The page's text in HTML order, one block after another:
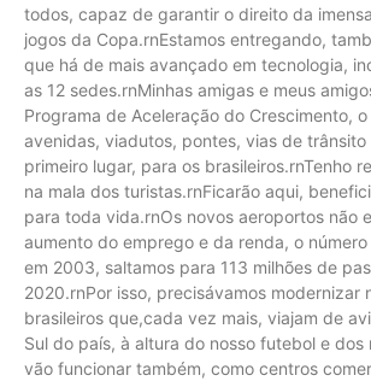
todos, capaz de garantir o direito da
jogos da Copa.rnEstamos entregando,
que há de mais avançado em tecnologia,
as 12 sedes.rnMinhas amigas e meus
Programa de Aceleração do Crescimento,
avenidas, viadutos, pontes, vias de
primeiro lugar, para os brasileiros.rnTenho
na mala dos turistas.rnFicarão aqui,
para toda vida.rnOs novos aeroportos não
aumento do emprego e da renda, o
em 2003, saltamos para 113 milhões de
2020.rnPor isso, precisávamos
brasileiros que,cada vez mais, viajam de
Sul do país, à altura do nosso futebol e
vão funcionar também, como centros